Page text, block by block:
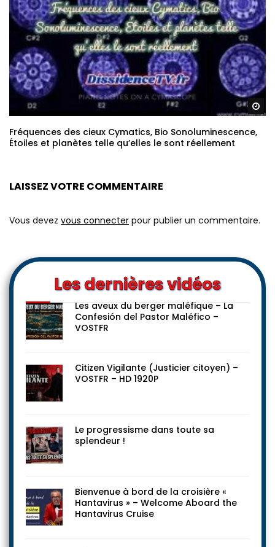
Fréquences des cieux Cymatics, Bio Sonoluminescence,
Étoiles et planètes telle qu’elles le sont réellement
LAISSEZ VOTRE COMMENTAIRE
Vous devez vous connecter pour publier un commentaire.
Les dernières vidéos
Les aveux du berger maléfique – La
Confesión del Pastor Maléfico –
VOSTFR
Citizen Vigilante (Justicier citoyen) –
VOSTFR – HD 1920P
Le progressisme dans toute sa
splendeur !
Bienvenue à bord de la croisière «
Hantavirus » – Welcome Aboard the
Hantavirus Cruise